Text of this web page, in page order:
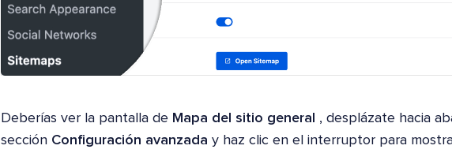
Deberías ver la pantalla de Mapa del sitio general
, desplázate hacia
sección Configuración avanzada y haz clic en el interruptor para